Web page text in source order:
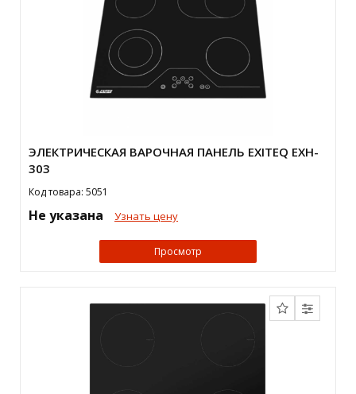
ЭЛЕКТРИЧЕСКАЯ ВАРОЧНАЯ ПАНЕЛЬ EXITEQ EXH-
303
Код товара: 5051
Не указана Узнать цену
Просмотр